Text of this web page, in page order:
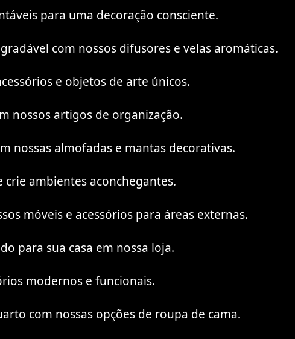
para uma decoração consciente.
com nossos difusores e velas aromáticas.
e objetos de arte únicos.
nossos artigos de organização.
nossas almofadas e mantas decorativas.
crie ambientes aconchegantes.
móveis e acessórios para áreas externas.
para sua casa em nossa loja.
modernos e funcionais.
com nossas opções de roupa de cama.